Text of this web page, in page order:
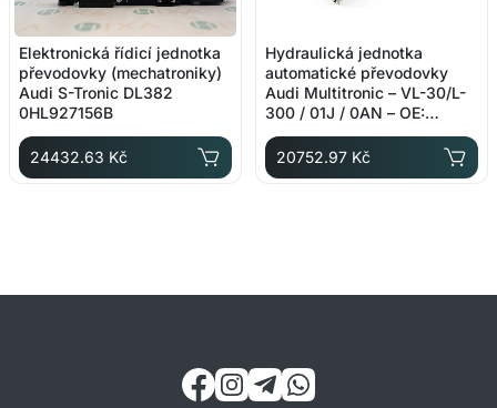
Elektronická řídicí jednotka
převodovky (mechatroniky)
Audi S-Tronic DL382
0HL927156B
24432.63 Kč
Hydraulická jednotka
automatické převodovky
Audi Multitronic – VL-30/L-
300 / 01J / 0AN – OE:
01J927156CQ
20752.97 Kč